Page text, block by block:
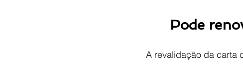
Pode
A revalidação da carta